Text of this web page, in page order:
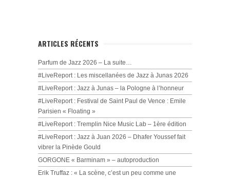
ARTICLES RÉCENTS
Parfum de Jazz 2026 – La suite…
#LiveReport : Les miscellanées de Jazz à Junas 2026
#LiveReport : Jazz à Junas – la Pologne à l’honneur
#LiveReport : Festival de Saint Paul de Vence : Emile
Parisien « Floating »
#LiveReport : Tremplin Nice Music Lab – 1ère édition
#LiveReport : Jazz à Juan 2026 – Dhafer Youssef fait
vibrer la Pinède Gould
GORGONE « Barminam » – autoproduction
Erik Truffaz : « La scène, c’est un peu comme une